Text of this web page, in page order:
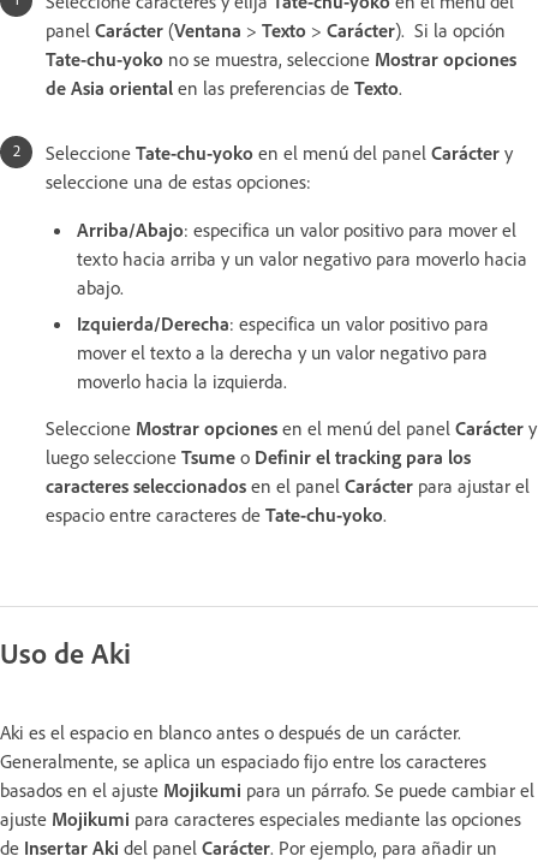
panel Carácter (Ventana > Texto > Carácter). Si la opción
Tate-chu-yoko no se muestra, seleccione Mostrar opciones
de Asia oriental en las preferencias de Texto.
Seleccione Tate-chu-yoko en el menú del panel Carácter y
seleccione una de estas opciones:
Arriba/Abajo: especifica un valor positivo para mover el
texto hacia arriba y un valor negativo para moverlo hacia
abajo.
Izquierda/Derecha: especifica un valor positivo para
mover el texto a la derecha y un valor negativo para
moverlo hacia la izquierda.
Seleccione Mostrar opciones en el menú del panel Carácter y
luego seleccione Tsume o Definir el tracking para los
caracteres seleccionados en el panel Carácter para ajustar el
espacio entre caracteres de Tate-chu-yoko.
Uso de Aki
Aki es el espacio en blanco antes o después de un carácter.
Generalmente, se aplica un espaciado fijo entre los caracteres
basados en el ajuste Mojikumi para un párrafo. Se puede cambiar el
ajuste Mojikumi para caracteres especiales mediante las opciones
de Insertar Aki del panel Carácter. Por ejemplo, para añadir un